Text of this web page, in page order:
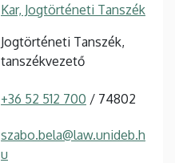
Kar, Jogtörténeti Tanszék
Jogtörténeti Tanszék,
tanszékvezető
+36 52 512 700 / 74802
szabo.bela@law.unideb.h
u